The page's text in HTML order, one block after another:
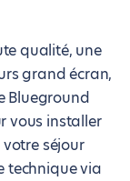
qualité, une
grand écran,
Blueground
vous installer
séjour
technique via